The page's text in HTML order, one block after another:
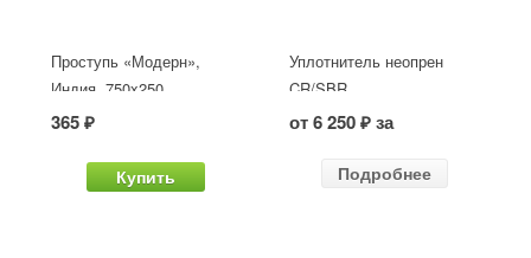
Проступь «Модерн»,
Индия, 750x250
365 ₽
Купить
Уплотнитель неопрен
CR/SBR
от 6 250 ₽ за
Подробнее